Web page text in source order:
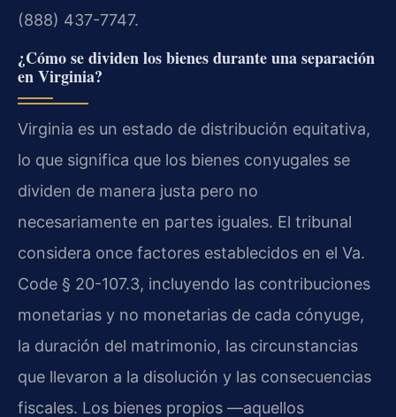
(888) 437-7747.
¿Cómo se dividen los bienes durante una separación
en Virginia?
Virginia es un estado de distribución equitativa,
lo que significa que los bienes conyugales se
dividen de manera justa pero no
necesariamente en partes iguales. El tribunal
considera once factores establecidos en el Va.
Code § 20-107.3, incluyendo las contribuciones
monetarias y no monetarias de cada cónyuge,
la duración del matrimonio, las circunstancias
que llevaron a la disolución y las consecuencias
fiscales. Los bienes propios —aquellos